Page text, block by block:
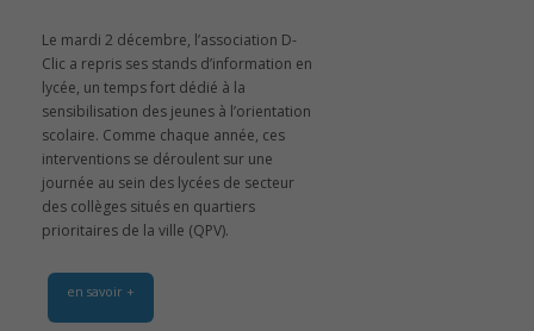
Le mardi 2 décembre, l’association D-
Clic a repris ses stands d’information en
lycée, un temps fort dédié à la
sensibilisation des jeunes à l’orientation
scolaire. Comme chaque année, ces
interventions se déroulent sur une
journée au sein des lycées de secteur
des collèges situés en quartiers
prioritaires de la ville (QPV).
en savoir +